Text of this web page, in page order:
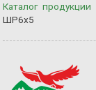
Каталог продукции
ШР6х5